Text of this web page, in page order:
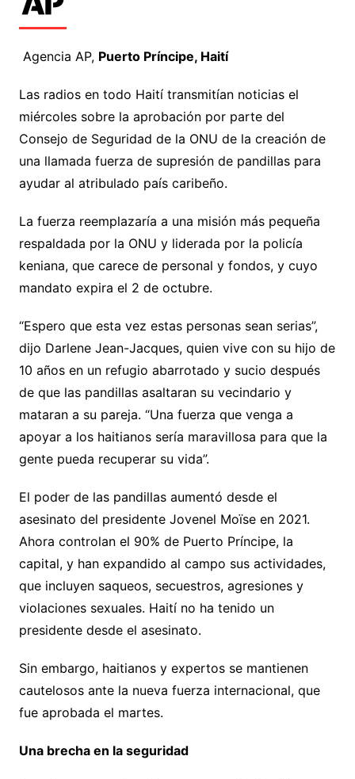
Agencia AP, Puerto Príncipe, Haití
Las radios en todo Haití transmitían noticias el
miércoles sobre la aprobación por parte del
Consejo de Seguridad de la ONU de la creación de
una llamada fuerza de supresión de pandillas para
ayudar al atribulado país caribeño.
La fuerza reemplazaría a una misión más pequeña
respaldada por la ONU y liderada por la policía
keniana, que carece de personal y fondos, y cuyo
mandato expira el 2 de octubre.
“Espero que esta vez estas personas sean serias”,
dijo Darlene Jean-Jacques, quien vive con su hijo de
10 años en un refugio abarrotado y sucio después
de que las pandillas asaltaran su vecindario y
mataran a su pareja. “Una fuerza que venga a
apoyar a los haitianos sería maravillosa para que la
gente pueda recuperar su vida”.
El poder de las pandillas aumentó desde el
asesinato del presidente Jovenel Moïse en 2021.
Ahora controlan el 90% de Puerto Príncipe, la
capital, y han expandido al campo sus actividades,
que incluyen saqueos, secuestros, agresiones y
violaciones sexuales. Haití no ha tenido un
presidente desde el asesinato.
Sin embargo, haitianos y expertos se mantienen
cautelosos ante la nueva fuerza internacional, que
fue aprobada el martes.
Una brecha en la seguridad